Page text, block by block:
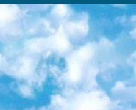
подборку ссылок на учебные материалы. Хотя «Смартия» ориентируется на русскоязычную аудиторию, часть контента всё же доступна только на английском. 3. «Лекторий Физтеха» Проект Московского физико-технического института (Физтеха). С его помощью вы можете смотреть онлайн серии лекций, записанные на видео в этом вузе. В числе доступных предметов — физика, биология, химия, информационные технологии и другие. К некоторым лекциям администрация ресурса прилагает готовые конспекты, которые можно скачивать в PDF-формате. 4. ITMOcourses Онлайн-площадка Санкт-Петербургского национального исследовательского университета информационных технологий, механики и оптики (ИТМО). Ресурс предоставляет свободный доступ к курсам, разработанным в этом вузе. Каталог материалов разбит на четыре категории: «Оптические системы и технологии», «Приборостроение и робототехника», «Информационные технологии» и «Биотехнологии». Курсы состоят из видеолекций, интерактивных демонстраций и заданий. 5. «КиберЛенинка» Электронная научная библиотека открытого доступа. Каталог площадки регулярно обрастает текстами статей из различных научных изданий. Сгруппированные по журналам и рубрикам публикации можно читать онлайн или скачивать целиком в PDF-формате. Проект нацелен на популяризацию науки за счёт открытого доступа к качественной информации. 6. «ПостНаука» На этом ресурсе публикуют подборки видеолекций, составленные экспертами из разных отраслей и объединённые общими темами. Среди них, к примеру, есть серии «Биоинформатика и геномика», «Культура средневековой Скандинавии» и Cinema Studies о теории кино. Каждая подборка лекций — логически связанная история, рассказанная экспертом от первого лица. Кроме того, на сайте появляются научно-образовательные статьи и тесты на разные темы. 7. «Newочём» Команда проекта «Newочём» отбирает самые интересные тексты из англоязычных СМИ и переводит те из них, за которые голосуют участники сообщества «ВКонтакте». По большей части это научно-популярные статьи. Редакторы придумывают лишь заголовки, в остальном содержание переводов соответствует оригиналам. Полные тексты можно читать прямо в социальной сети. 8. InternetUrok Онлайн-база материалов по основным дисциплинам школьной программы. Информация на сайте структурирована по классам, предметам и темам (урокам). Каждый урок состоит из видеолекций и конспектов. Есть также интерактивные тренажёры и тесты для закрепления пройденного материала. Даже если вы давно окончили школу, возможность повторить программу старших классов всегда может пригодиться. 9. Edutainme Ещё один ресурс об образовании. В отличие от Newtonew, как мне кажется, Edutainme больше ориентируется на представителей индустрии: педагогов, предпринимателей, разработчиков образовательных проектов. Но и любой, кто просто стремится к саморазвитию, найдёт на сайте много полезного и интересного для себя. Например, информацию о новых курсах и образовательных сервисах. 10. Newtonew Онлайн-медиа об образовании и обучении в широком смысле. Авторы Newtonew пишут об инструментах, заведениях, тактиках и стратегиях, которые помогают учить других и получать новые знания самостоятельно. На этой площадке вы найдёте новости, обзоры, аналитические мат